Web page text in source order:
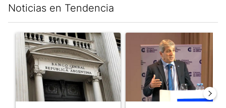
Noticias en Tendencia
Un artículo de tendencia con el título "Las reservas del Banco